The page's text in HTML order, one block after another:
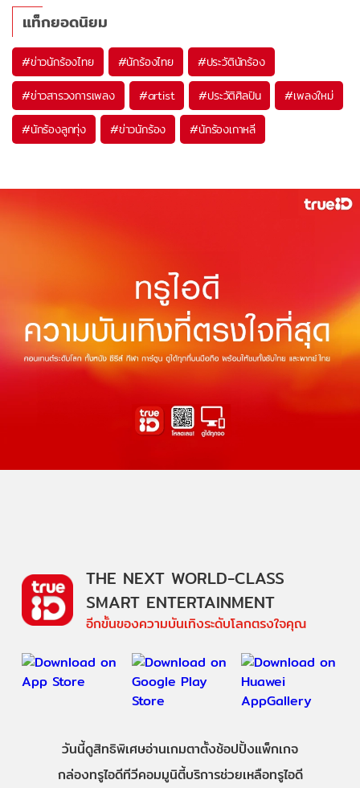
แท็กยอดนิยม
#ข่าวนักร้องไทย #นักร้องไทย #ประวัตินักร้อง
#ข่าวสารวงการเพลง #artist #ประวัติศิลปิน #เพลงใหม่
#นักร้องลูกทุ่ง #ข่าวนักร้อง #นักร้องเกาหลี
THE NEXT WORLD-CLASS
SMART ENTERTAINMENT
อีกขั้นของความบันเทิงระดับโลกตรงใจคุณ
วันนี้ดูสิทธิพิเศษอ่านเกมตาตั้งช้อปปิ้งแพ็กเกจ
กล่องทรูไอดีทีวีคอมมูนิตี้บริการช่วยเหลือทรูไอดี